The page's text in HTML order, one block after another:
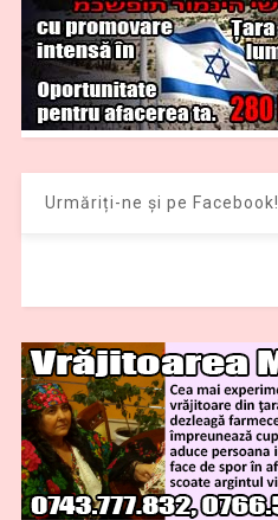
Urmăriți-ne și pe Facebook!